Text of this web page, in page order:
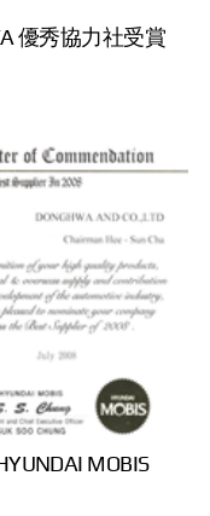
優秀協力社受賞
MOBIS